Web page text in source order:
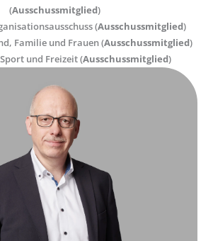
(Ausschussmitglied)
(Ausschussmitglied)
Familie und Frauen (Ausschussmitglied)
und Freizeit (Ausschussmitglied)